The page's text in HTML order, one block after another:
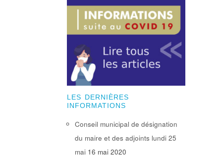
LES DERNIÈRES
INFORMATIONS
Conseil municipal de désignation
du maire et des adjoints lundi 25
mai 16 mai 2020